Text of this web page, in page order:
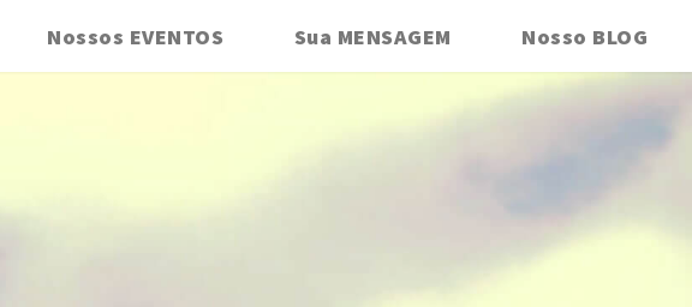
Nossos EVENTOS Sua MENSAGEM Nosso BLOG